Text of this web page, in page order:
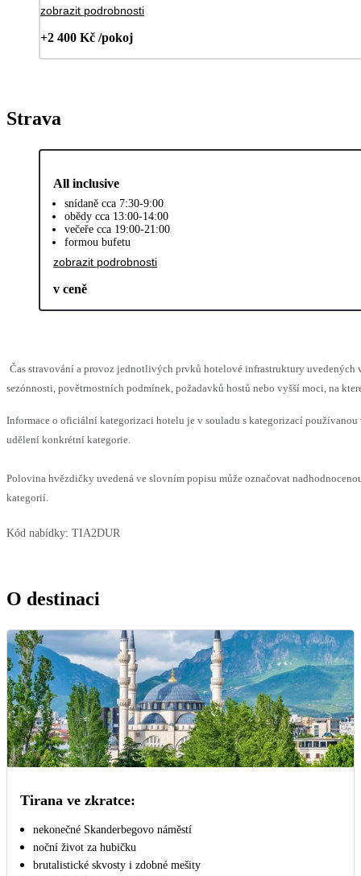
zobrazit podrobnosti
+2 400 Kč /pokoj
Strava
All inclusive
snídaně cca 7:30-9:00
obědy cca 13:00-14:00
večeře cca 19:00-21:00
formou bufetu
zobrazit podrobnosti
v ceně
Čas stravování a provoz jednotlivých prvků hotelové infrastruktury uvedených
sezónnosti, povětrnostních podmínek, požadavků hostů nebo vyšší moci, na
Informace o oficiální kategorizaci hotelu je v souladu s kategorizací
udělení konkrétní kategorie.
Polovina hvězdičky uvedená ve slovním popisu může označovat
kategorií.
Kód nabídky: TIA2DUR
O destinaci
Tirana ve zkratce:
nekonečné Skanderbegovo náměstí
noční život za hubičku
brutalistické skvosty i zdobné mešity